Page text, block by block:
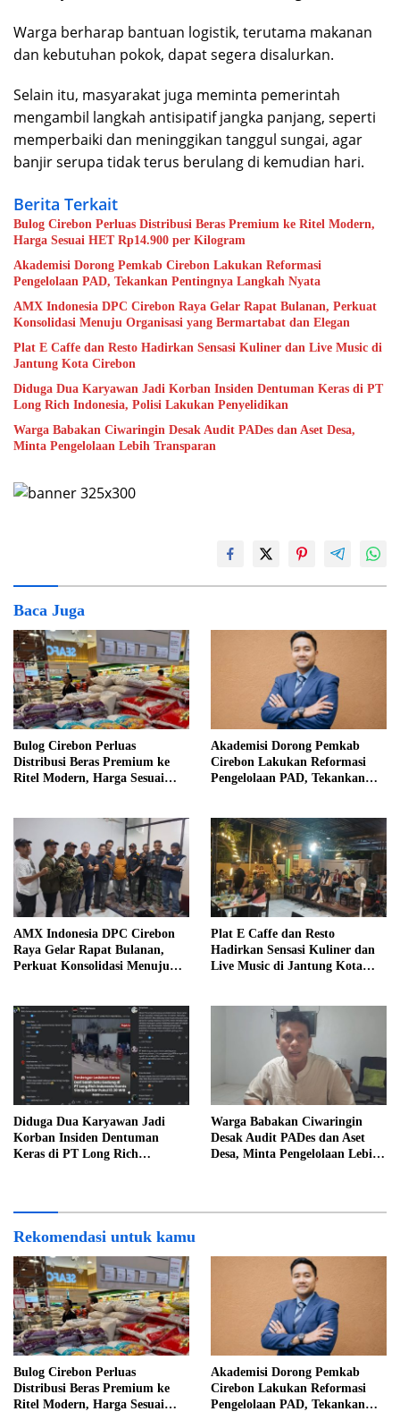
Warga berharap bantuan logistik, terutama makanan
dan kebutuhan pokok, dapat segera disalurkan.
Selain itu, masyarakat juga meminta pemerintah
mengambil langkah antisipatif jangka panjang, seperti
memperbaiki dan meninggikan tanggul sungai, agar
banjir serupa tidak terus berulang di kemudian hari.
Berita Terkait
Bulog Cirebon Perluas Distribusi Beras Premium ke Ritel Modern,
Harga Sesuai HET Rp14.900 per Kilogram
Akademisi Dorong Pemkab Cirebon Lakukan Reformasi
Pengelolaan PAD, Tekankan Pentingnya Langkah Nyata
AMX Indonesia DPC Cirebon Raya Gelar Rapat Bulanan, Perkuat
Konsolidasi Menuju Organisasi yang Bermartabat dan Elegan
Plat E Caffe dan Resto Hadirkan Sensasi Kuliner dan Live Music di
Jantung Kota Cirebon
Diduga Dua Karyawan Jadi Korban Insiden Dentuman Keras di PT
Long Rich Indonesia, Polisi Lakukan Penyelidikan
Warga Babakan Ciwaringin Desak Audit PADes dan Aset Desa,
Minta Pengelolaan Lebih Transparan
Baca Juga
Bulog Cirebon Perluas
Distribusi Beras Premium ke
Ritel Modern, Harga Sesuai
Akademisi Dorong Pemkab
Cirebon Lakukan Reformasi
Pengelolaan PAD, Tekankan
AMX Indonesia DPC Cirebon
Raya Gelar Rapat Bulanan,
Perkuat Konsolidasi Menuju
Plat E Caffe dan Resto
Hadirkan Sensasi Kuliner dan
Live Music di Jantung Kota
Diduga Dua Karyawan Jadi
Korban Insiden Dentuman
Keras di PT Long Rich
Warga Babakan Ciwaringin
Desak Audit PADes dan Aset
Desa, Minta Pengelolaan Lebih
Rekomendasi untuk kamu
Bulog Cirebon Perluas
Distribusi Beras Premium ke
Ritel Modern, Harga Sesuai
Akademisi Dorong Pemkab
Cirebon Lakukan Reformasi
Pengelolaan PAD, Tekankan